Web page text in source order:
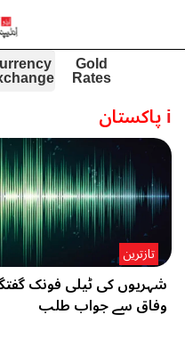
Gold
Rates
iپاکستان
شہریوں کی ٹیلی فونک
وفاق سے جواب طلب
تازترین